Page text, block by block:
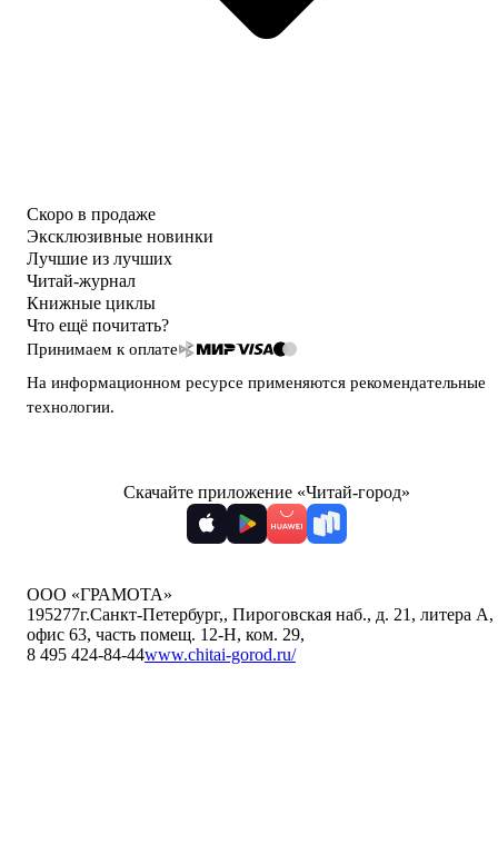
Скоро в продаже
Эксклюзивные новинки
Лучшие из лучших
Читай-журнал
Книжные циклы
Что ещё почитать?
Принимаем к оплате
На информационном ресурсе применяются рекомендательные
технологии.
Скачайте приложение «Читай-город»
ООО «ГРАМОТА»
195277г.Санкт-Петербург,, Пироговская наб., д. 21, литера А,
офис 63, часть помещ. 12-Н, ком. 29,
8 495 424-84-44www.chitai-gorod.ru/